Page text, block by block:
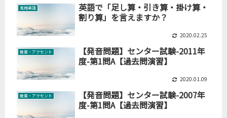
実用英語
英語で「足し算・引き算・掛け算・
割り算」を言えますか？
2020.02.25
発音・アクセント
【発音問題】センター試験-2011年
度-第1問A【過去問演習】
2020.01.09
発音・アクセント
【発音問題】センター試験-2007年
度-第1問A【過去問演習】